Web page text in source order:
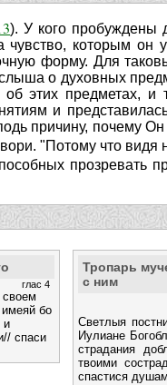
). У кого пробуждены
чувство, которым
форму. Для
слыша о духовных
об этих предметах,
и
причину, почему Он
"Потому что
прозревать
глас 4
бо
и
спаси
Тропарь
с ним
Светлыя
Иулиане
страдания
твоими
спастися